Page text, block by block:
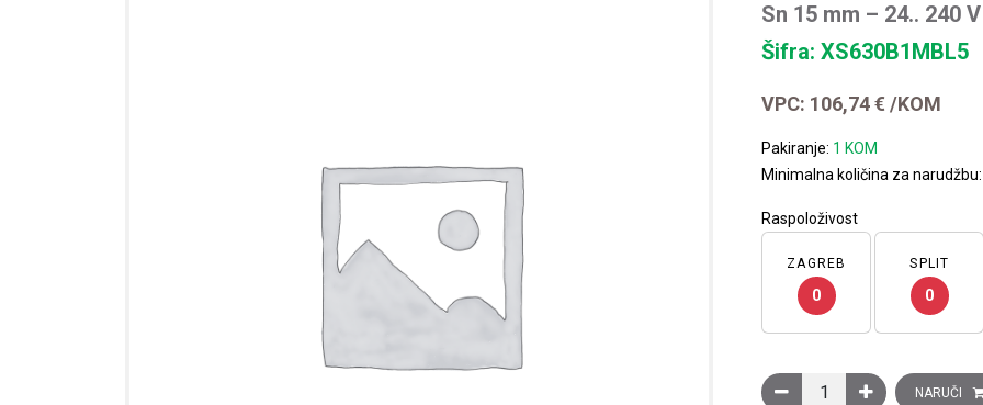
Sn 15 mm – 24.. 240
Šifra: XS630B1MBL5
VPC: 106,74€ /KOM
Pakiranje: 1 KOM
Minimalna količina za narudžbu:
Raspoloživost
ZAGREB
0
SPLIT
0
Induktivni senzor XS6
NARUČI